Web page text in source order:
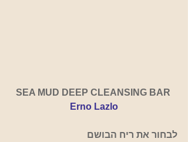
SEA MUD DEEP CLEANSING BAR
Erno Lazlo
לבחור את ריח הבושם